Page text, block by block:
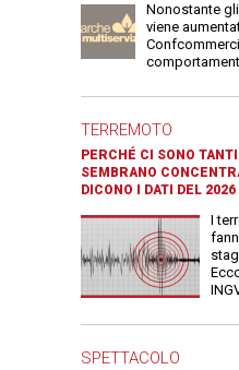
Nonostante
viene
TERREMOTO
PERCHÉ CI SONO
SEMBRANO
DICONO I DATI DEL 2026
I
SPETTACOLO